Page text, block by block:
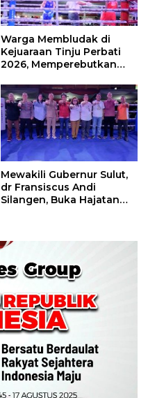
Warga Membludak di
Kejuaraan Tinju Perbati
2026, Memperebutkan
Mewakili Gubernur Sulut,
dr Fransiscus Andi
Silangen, Buka Hajatan